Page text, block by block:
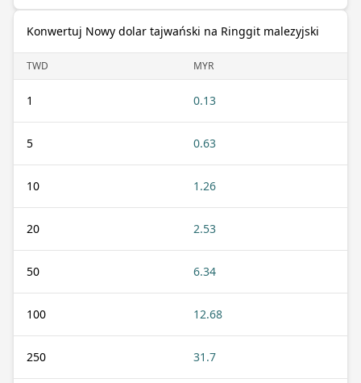
Konwertuj Nowy dolar tajwański na Ringgit malezyjski
TWD MYR
1 0.13
5 0.63
10 1.26
20 2.53
50 6.34
100 12.68
250 31.7